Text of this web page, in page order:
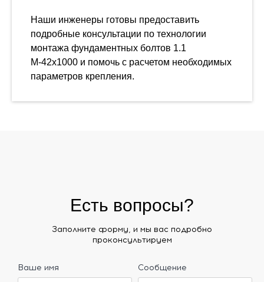
Наши инженеры готовы предоставить
подробные консультации по технологии
монтажа фундаментных болтов 1.1
М-42х1000 и помочь с расчетом необходимых
параметров крепления.
Есть вопросы?
Заполните форму, и мы вас подробно
проконсультируем
Ваше имя Сообщение